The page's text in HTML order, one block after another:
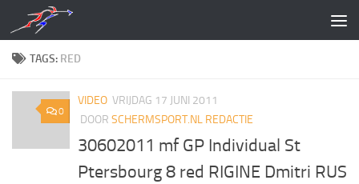
Doorgaan naar inhoud
TAGS: RED
0
VIDEO VRIJDAG 17 JUNI 2011
DOOR SCHERMSPORT.NL REDACTIE
30602011 mf GP Individual St
Ptersbourg 8 red RIGINE Dmitri RUS